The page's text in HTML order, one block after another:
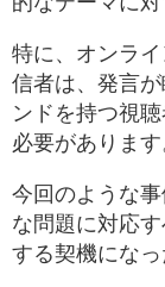
特に、オンラ
信者は、発言
ンドを持つ視
必要があります
今回のような
な問題に対応
する契機になっ